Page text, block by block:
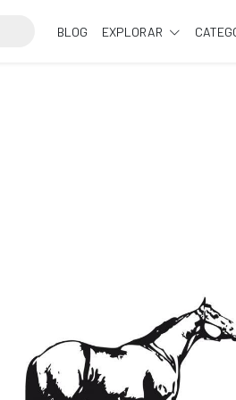
BLOG EXPLORAR